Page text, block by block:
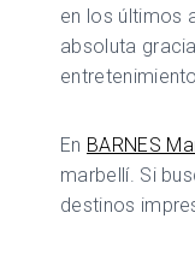
en los últimos
absoluta
En BARNES
marbellí. Si
destinos